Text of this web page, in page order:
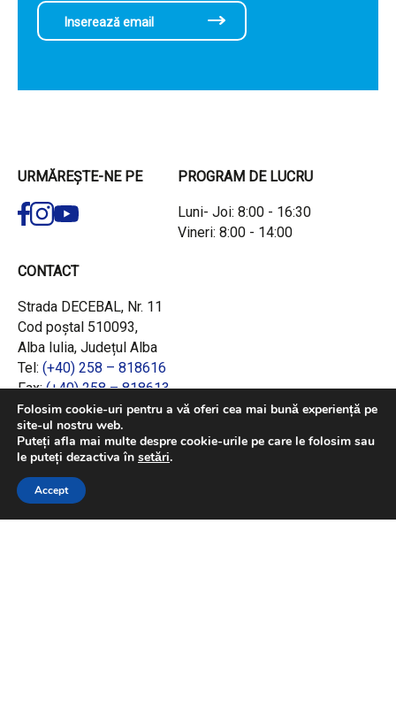
URMĂREȘTE-NE PE PROGRAM DE LUCRU
Luni- Joi: 8:00 - 16:30
Vineri: 8:00 - 14:00
CONTACT
Strada DECEBAL, Nr. 11
Cod poștal 510093,
Alba Iulia, Județul Alba
Tel: (+40) 258 – 818616
Fax:(+40) 258 – 818613
Email:office@adrcentru.ro
LINK-URI RAPIDE
Consiliul European
Jurnalul Oficial al Uniunii Europene
Folosim cookie-uri pentru a vă oferi cea mai bună experiență pe
site-ul nostru web.
Puteți afla mai multe despre cookie-urile pe care le folosim sau
le puteți dezactiva în setări.
Accept